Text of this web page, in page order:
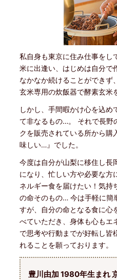
私自身も東京に住み仕事をし
米に出逢い、はじめは自分で
なかなか続けることができず
玄米専用の炊飯器で酵素玄米
しかし、手間暇かけ心を込め
て非なるもの…。 それで長野
クを販売されている所から購
味しい…』でした。
今度は自分が山梨に移住し長
になり、忙しい方や必要な方
ネルギー食を届けたい！気持
の命そのもの… 今は手軽に簡
すが、自分の命となる食に心
べていただき、身体も心もエ
で思考や行動までが好転し皆
れることを願っております。
豊川由加 1980年生まれ